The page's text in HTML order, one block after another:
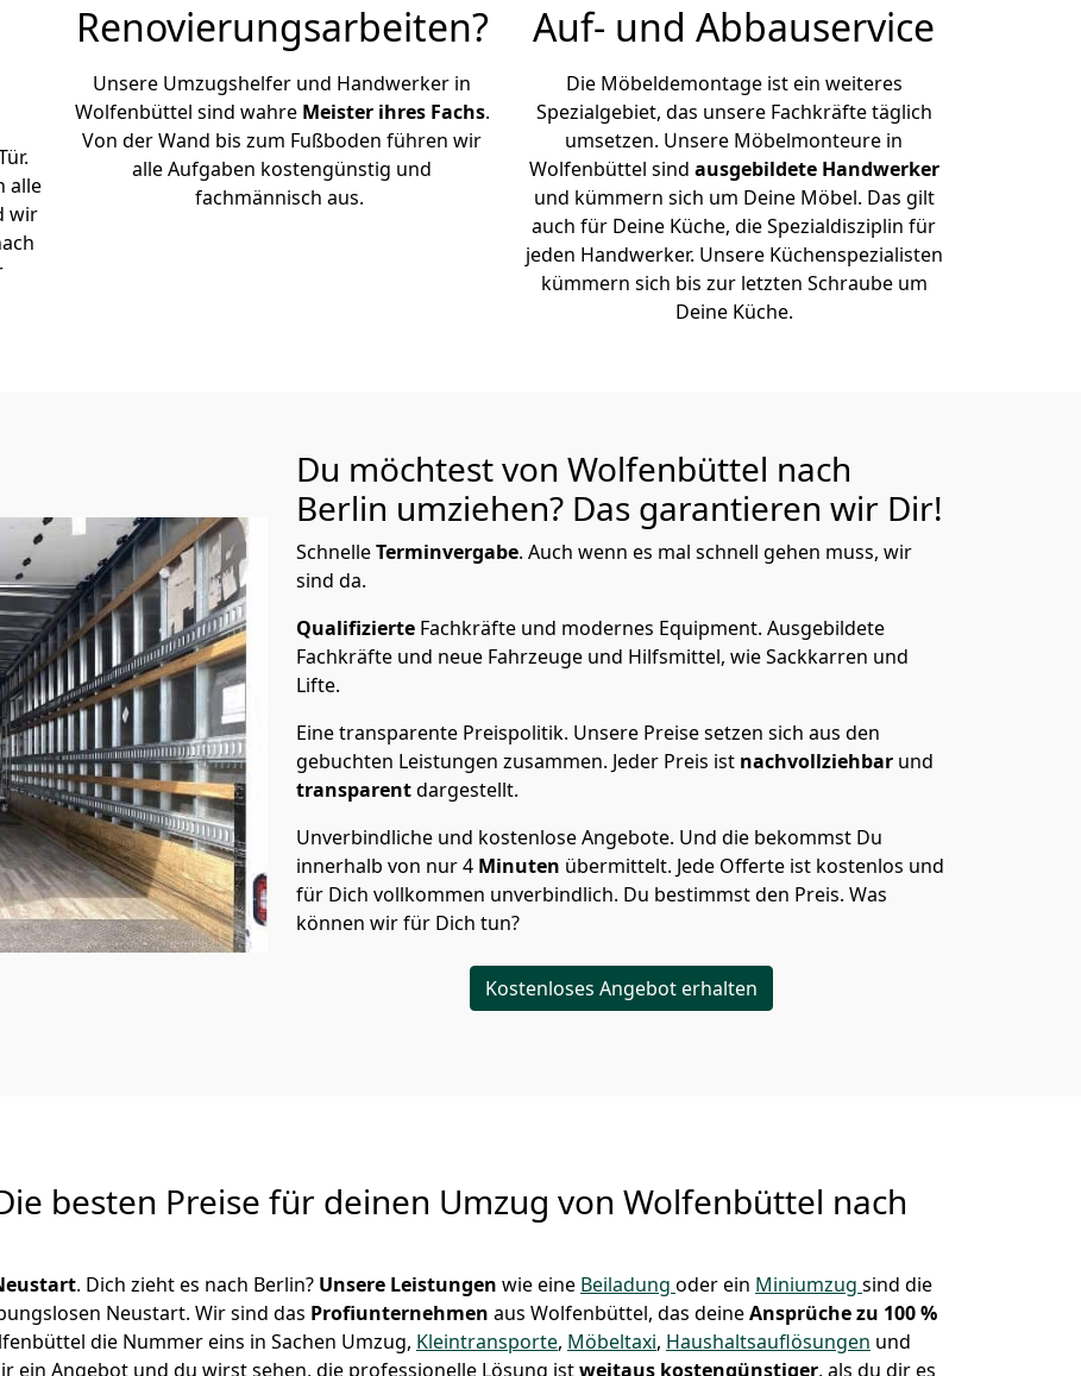
alle
wir
Renovierungsarbeiten?
Unsere Umzugshelfer und Handwerker in
Wolfenbüttel sind wahre Meister ihres Fachs.
Von der Wand bis zum Fußboden führen wir
alle Aufgaben kostengünstig und
fachmännisch aus.
Auf- und Abbauservice
Die Möbeldemontage ist ein weiteres
Spezialgebiet, das unsere Fachkräfte täglich
umsetzen. Unsere Möbelmonteure in
Wolfenbüttel sind ausgebildete Handwerker
und kümmern sich um Deine Möbel. Das gilt
auch für Deine Küche, die Spezialdisziplin für
jeden Handwerker. Unsere Küchenspezialisten
kümmern sich bis zur letzten Schraube um
Deine Küche.
Du möchtest von Wolfenbüttel nach
Berlin umziehen? Das garantieren wir Dir!
SchnelleTerminvergabe. Auch wenn es mal schnell gehen muss, wir
sind da.
Qualifizierte Fachkräfte und modernes Equipment. Ausgebildete
Fachkräfte und neue Fahrzeuge und Hilfsmittel, wie Sackkarren und
Lifte.
Eine transparente Preispolitik. Unsere Preise setzen sich aus den
gebuchten Leistungen zusammen. Jeder Preis ist nachvollziehbar und
transparentdargestellt.
Unverbindliche und kostenlose Angebote. Und die bekommst Du
innerhalb von nur4 Minuten übermittelt. Jede Offerte ist kostenlos und
für Dich vollkommen unverbindlich. Du bestimmst den Preis. Was
können wir für Dich tun?
Kostenloses Angebot erhalten
besten Preise für deinen Umzug von Wolfenbüttel nach
. Dich zieht es nach Berlin? Unsere Leistungen wie eine Beiladung oder ein Miniumzug sind die
Neustart. Wir sind das Profiunternehmen aus Wolfenbüttel, das deineAnsprüche zu 100 %
die Nummer eins in Sachen Umzug, Kleintransporte, Möbeltaxi, Haushaltsauflösungen und
ein Angebot und du wirst sehen, die professionelle Lösung istweitaus kostengünstiger, als du dir es